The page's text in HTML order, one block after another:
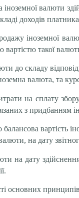
іноземної валюти
доходів
іноземної
такої
до складу
валюта, та
на сплату
з придбанням
вартість
на дату
на дату
основних